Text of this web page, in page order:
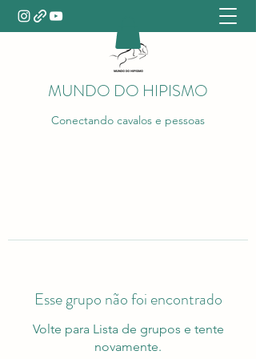
MUNDO DO HIPISMO
Conectando cavalos e pessoas
Esse grupo não foi encontrado
Volte para Lista de grupos e tente
novamente.